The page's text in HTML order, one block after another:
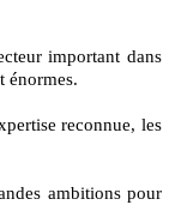
important dans
énormes.
reconnue, les
ambitions pour